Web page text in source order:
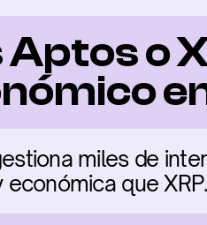
Aptos o
miles de
económica que XRP.